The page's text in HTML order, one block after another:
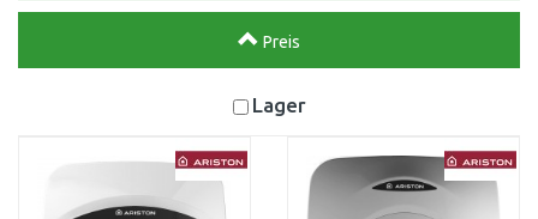
Preis
Lager